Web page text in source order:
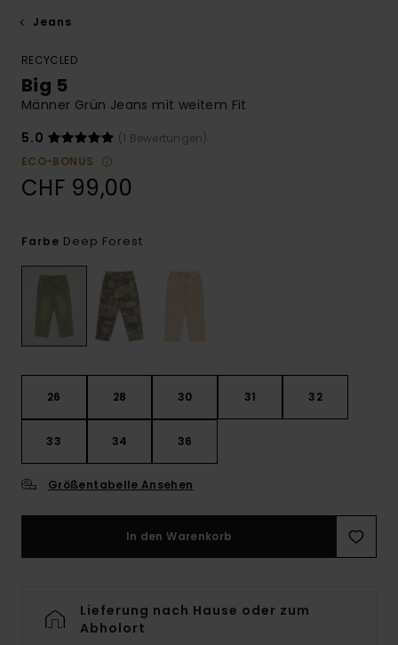
Jeans
RECYCLED
Big 5
Männer Grün Jeans mit weitem Fit
5.0
(1 Bewertungen)
ECO-BONUS
CHF 99,00
Farbe Deep Forest
26 28 30 31 32
33 34 36
Größentabelle Ansehen
In den Warenkorb
Lieferung nach Hause oder zum
Abholort